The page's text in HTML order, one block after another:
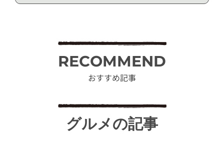
RECOMMEND
おすすめ記事
グルメの記事